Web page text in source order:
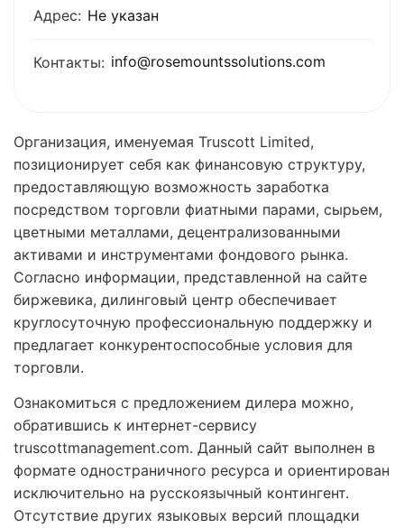
Адрес: Не указан
Контакты: info@rosemountssolutions.com
Организация, именуемая Truscott Limited,
позиционирует себя как финансовую структуру,
предоставляющую возможность заработка
посредством торговли фиатными парами, сырьем,
цветными металлами, децентрализованными
активами и инструментами фондового рынка.
Согласно информации, представленной на сайте
биржевика, дилинговый центр обеспечивает
круглосуточную профессиональную поддержку и
предлагает конкурентоспособные условия для
торговли.
Ознакомиться с предложением дилера можно,
обратившись к интернет-сервису
truscottmanagement.com. Данный сайт выполнен в
формате одностраничного ресурса и ориентирован
исключительно на русскоязычный контингент.
Отсутствие других языковых версий площадки